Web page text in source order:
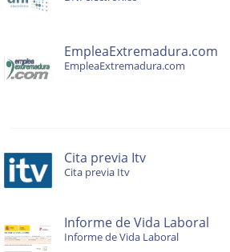
EmpleaExtremadura.com
EmpleaExtremadura.com
Cita previa Itv
Cita previa Itv
Informe de Vida Laboral
Informe de Vida Laboral